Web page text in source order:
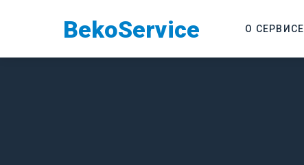
BekoService О СЕРВИСЕ